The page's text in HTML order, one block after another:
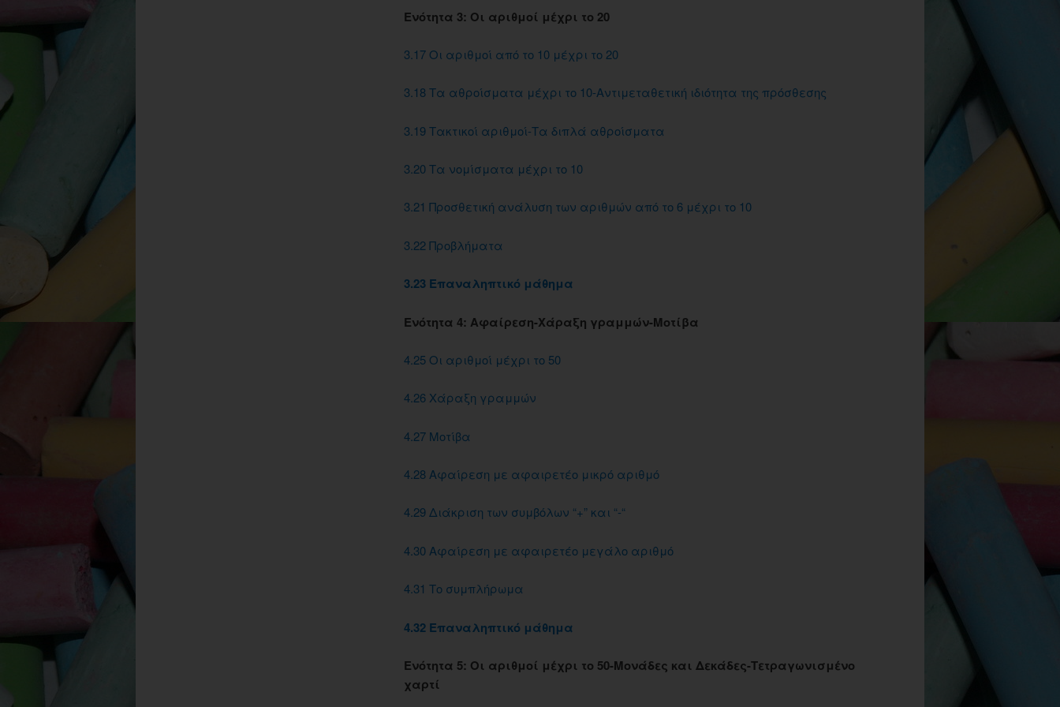
Eνότητα 3: Οι αριθμοί μέχρι το 20
3.17 Οι αριθμοί από το 10 μέχρι το 20
3.18 Τα αθροίσματα μέχρι το 10-Αντιμεταθετική ιδιότητα της πρόσθεσης
3.19 Τακτικοί αριθμοί-Τα διπλά αθροίσματα
3.20 Τα νομίσματα μέχρι το 10
3.21 Προσθετική ανάλυση των αριθμών από το 6 μέχρι το 10
3.22 Προβλήματα
3.23 Επαναληπτικό μάθημα
Ενότητα 4: Αφαίρεση-Χάραξη γραμμών-Μοτίβα
4.25 Οι αριθμοί μέχρι το 50
4.26 Χάραξη γραμμών
4.27 Μοτίβα
4.28 Αφαίρεση με αφαιρετέο μικρό αριθμό
4.29 Διάκριση των συμβόλων “+” και “-“
4.30 Αφαίρεση με αφαιρετέο μεγάλο αριθμό
4.31 Το συμπλήρωμα
4.32 Επαναληπτικό μάθημα
Ενότητα 5: Οι αριθμοί μέχρι το 50-Μονάδες και Δεκάδες-Τετραγωνισμένο
χαρτί